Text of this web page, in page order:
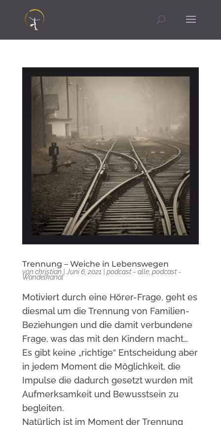
Trennung – Weiche in Lebenswegen
von christian |Juni 6, 2021 podcast - alle, podcast -
Wandelkanal
Motiviert durch eine Hörer-Frage, geht es
diesmal um die Trennung von Familien-
Beziehungen und die damit verbundene
Frage, was das mit den Kindern macht…
Es gibt keine „richtige“ Entscheidung aber
in jedem Moment die Möglichkeit, die
Impulse die dadurch gesetzt wurden mit
Aufmerksamkeit und Bewusstsein zu
begleiten.
Natürlich ist im Moment der Trennung